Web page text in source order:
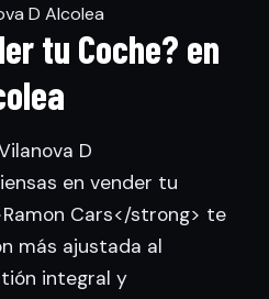
D Alcolea
tu Coche? en
D
en vender tu
Cars</strong> te
más ajustada al
integral y